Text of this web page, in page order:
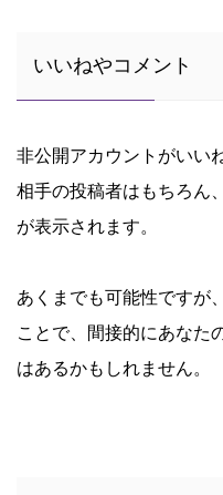
いいねやコメント
非公開アカウントがいい
相手の投稿者はもちろん
が表示されます。
あくまでも可能性ですが
ことで、間接的にあなた
はあるかもしれません。